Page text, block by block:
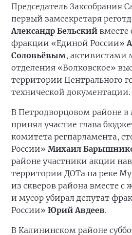
Председатель Заксобрания
первый замсекретаря
Александр Бельский вместе
фракции «Единой России»
Соловьёвым, активистами
отделения «Волковское»
территории Центрального
технической документации.
В Петродворцовом районе
принял участие глава
комитета регпарламента,
России» Михаил
районе участники акции
территории ДОТа на реке
из скверов района вместе с
и мусор убирал депутат
России» Юрий Авдеев.
В Калининском районе